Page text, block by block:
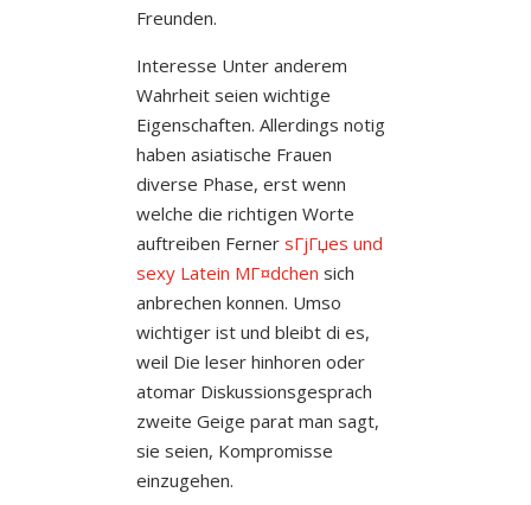
Freunden.
Interesse Unter anderem
Wahrheit seien wichtige
Eigenschaften. Allerdings notig
haben asiatische Frauen
diverse Phase, erst wenn
welche die richtigen Worte
auftreiben Ferner sГјГџes und
sexy Latein MГ¤dchen sich
anbrechen konnen. Umso
wichtiger ist und bleibt di es,
weil Die leser hinhoren oder
atomar Diskussionsgesprach
zweite Geige parat man sagt,
sie seien, Kompromisse
einzugehen.